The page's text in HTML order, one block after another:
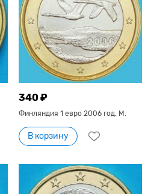
340 ₽
Финляндия 1 евро 2006 год. М.
В корзину